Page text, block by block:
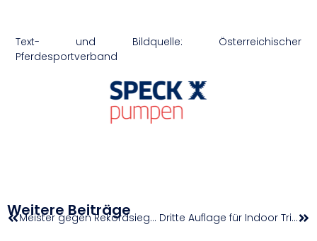
Text- und Bildquelle: Österreichischer
Pferdesportverband
Weitere Beiträge Meister gegen Rekordsieger: Vier „Do-or-Die“-Duelle um die Final-4-Tickets im Cup Dritte Auflage für Indoor Triathlon in der Kärnten Therme Warmbad-Villach